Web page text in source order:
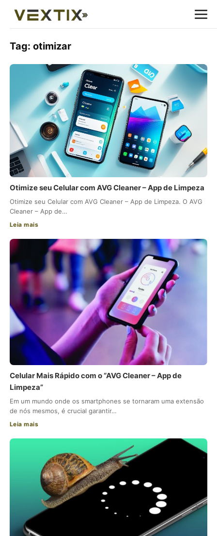
Tag: otimizar
Otimize seu Celular com AVG Cleaner – App de Limpeza
Otimize seu Celular com AVG Cleaner – App de Limpeza. O AVG
Cleaner – App de…
Leia mais
Celular Mais Rápido com o “AVG Cleaner – App de
Limpeza”
Em um mundo onde os smartphones se tornaram uma extensão
de nós mesmos, é crucial garantir…
Leia mais